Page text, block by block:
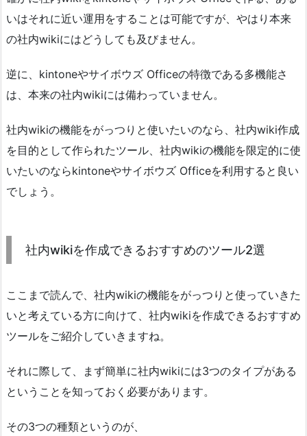
いはそれに近い運用をすることは可能ですが、やはり本来
の社内wikiにはどうしても及びません。
逆に、kintoneやサイボウズ Officeの特徴である多機能さ
は、本来の社内wikiには備わっていません。
社内wikiの機能をがっつりと使いたいのなら、社内wiki作成
を目的として作られたツール、社内wikiの機能を限定的に使
いたいのならkintoneやサイボウズ Officeを利用すると良い
でしょう。
社内wikiを作成できるおすすめのツール2選
ここまで読んで、社内wikiの機能をがっつりと使っていきた
いと考えている方に向けて、社内wikiを作成できるおすすめ
ツールをご紹介していきますね。
それに際して、まず簡単に社内wikiには3つのタイプがある
ということを知っておく必要があります。
その3つの種類というのが、